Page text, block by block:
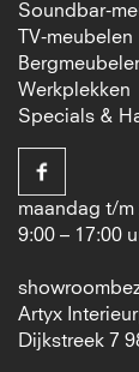
Soundbar-
TV-meubelen
Werkplekken
Specials &
maandag t/m
9:00 – 17:00
Artyx
Dijkstreek 7